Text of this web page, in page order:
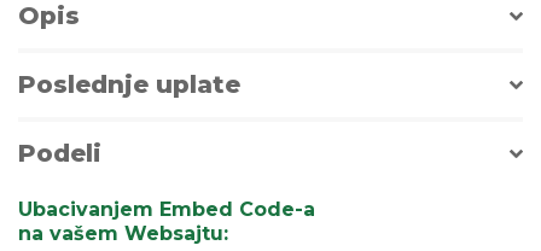
Opis
Poslednje uplate
Podeli
Ubacivanjem Embed Code-a
na vašem Websajtu: